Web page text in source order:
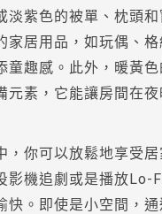
淡紫色的被單、枕頭
家居用品，如玩偶、
童趣感。此外，暖黃
元素，它能讓房間在
，你可以放鬆地享受居
影機追劇或是播放Lo-
快。即使是小空間，